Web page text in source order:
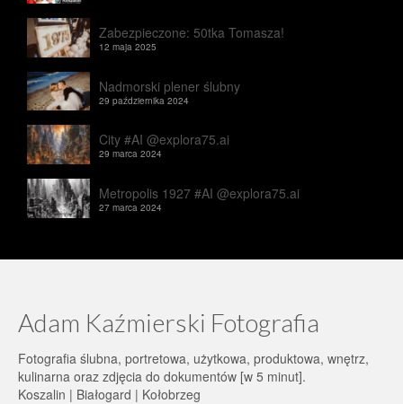
Zabezpieczone: 50tka Tomasza!
12 maja 2025
Nadmorski plener ślubny
29 października 2024
City #AI @explora75.ai
29 marca 2024
Metropolis 1927 #AI @explora75.ai
27 marca 2024
Adam Kaźmierski Fotografia
Fotografia ślubna, portretowa, użytkowa, produktowa, wnętrz,
kulinarna oraz zdjęcia do dokumentów [w 5 minut].
Koszalin | Białogard | Kołobrzeg